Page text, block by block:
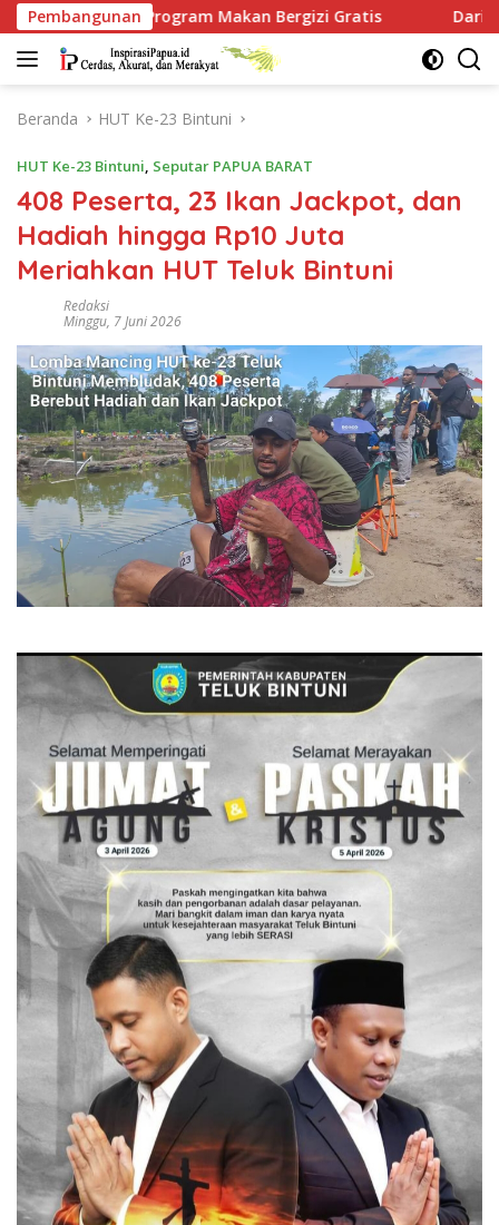
Langsung
ke
konten
Pembangunan
Makan Bergizi Gratis Dari Babo, Kapolres
Beranda HUT Ke-23 Bintuni
HUT Ke-23 Bintuni, Seputar PAPUA BARAT
408 Peserta, 23 Ikan Jackpot, dan
Hadiah hingga Rp10 Juta
Meriahkan HUT Teluk Bintuni
Redaksi
Minggu, 7 Juni 2026